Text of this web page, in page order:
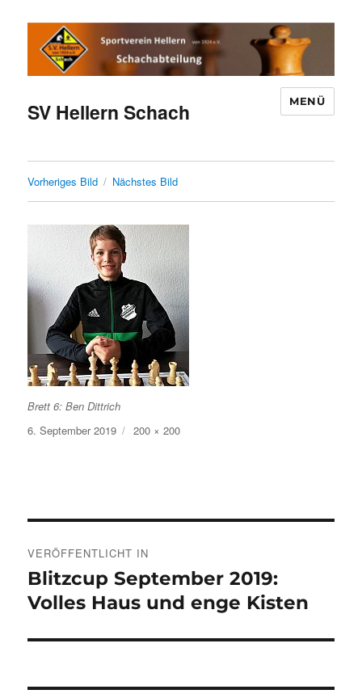
SV Hellern Schach MENÜ
Vorheriges Bild Nächstes Bild
Brett 6: Ben Dittrich
Veröffentlicht
am
6. September 2019 Volle
Größe
200 × 200
VERÖFFENTLICHT IN
Blitzcup September 2019:
Volles Haus und enge Kisten